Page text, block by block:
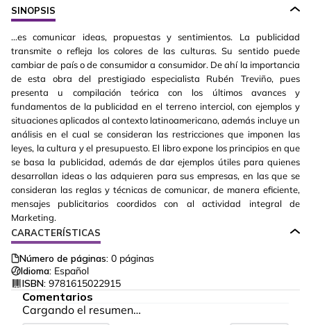
SINOPSIS
...es comunicar ideas, propuestas y sentimientos. La publicidad
transmite o refleja los colores de las culturas. Su sentido puede
cambiar de país o de consumidor a consumidor. De ahí la importancia
de esta obra del prestigiado especialista Rubén Treviño, pues
presenta u compilación teórica con los últimos avances y
fundamentos de la publicidad en el terreno interciol, con ejemplos y
situaciones aplicados al contexto latinoamericano, además incluye un
análisis en el cual se consideran las restricciones que imponen las
leyes, la cultura y el presupuesto. El libro expone los principios en que
se basa la publicidad, además de dar ejemplos útiles para quienes
desarrollan ideas o las adquieren para sus empresas, en las que se
consideran las reglas y técnicas de comunicar, de manera eficiente,
mensajes publicitarios coordidos con al actividad integral de
Marketing.
CARACTERÍSTICAS
Número de páginas: 0 páginas
Idioma: Español
ISBN: 9781615022915
Comentarios
Cargando el resumen…